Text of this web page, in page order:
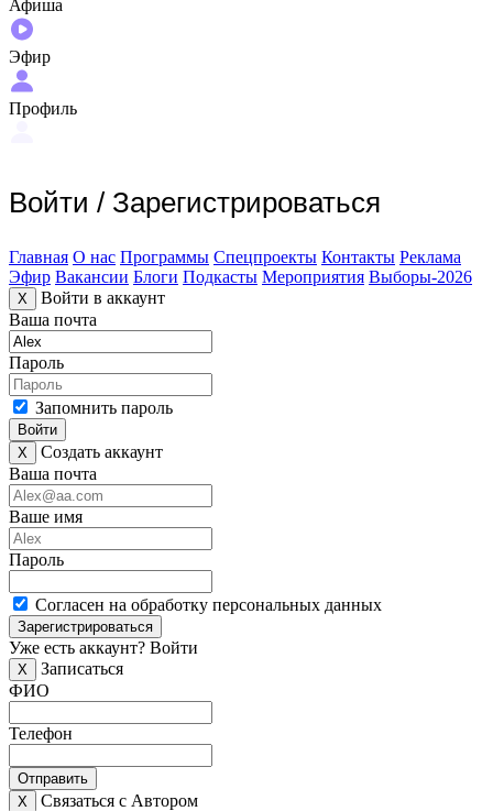
Афиша
Эфир
Профиль
Войти / Зарегистрироваться
Главная О нас Программы Спецпроекты Контакты Реклама
Эфир Вакансии Блоги Подкасты Мероприятия Выборы-2026
X
Войти в аккаунт
Ваша почта
Пароль
Запомнить пароль
Войти
X
Создать аккаунт
Ваша почта
Ваше имя
Пароль
Согласен на обработку персональных данных
Зарегистрироваться
Уже есть аккаунт? Войти
X
Записаться
ФИО
Телефон
Отправить
X
Связаться с Автором